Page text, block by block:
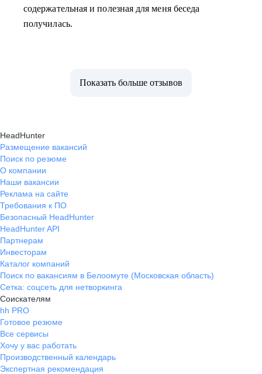
содержательная и полезная для меня беседа
получилась.
Показать больше отзывов
HeadHunter
Размещение вакансий
Поиск по резюме
О компании
Наши вакансии
Реклама на сайте
Требования к ПО
Безопасный HeadHunter
HeadHunter API
Партнерам
Инвесторам
Каталог компаний
Поиск по вакансиям в Белоомуте (Московская область)
Сетка: соцсеть для нетворкинга
Соискателям
hh PRO
Готовое резюме
Все сервисы
Хочу у вас работать
Производственный календарь
Экспертная рекомендация